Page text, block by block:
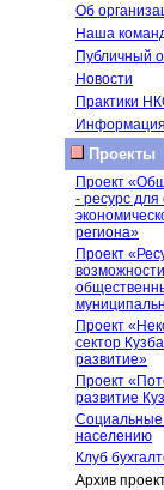
Об
Наша
Публичный
Новости
Практики
Проекты
Проект
- ресурс
региона»
Проект
Проект
сектор
развитие»
Проект
развитие
Социальные
населению
Клуб
Архив